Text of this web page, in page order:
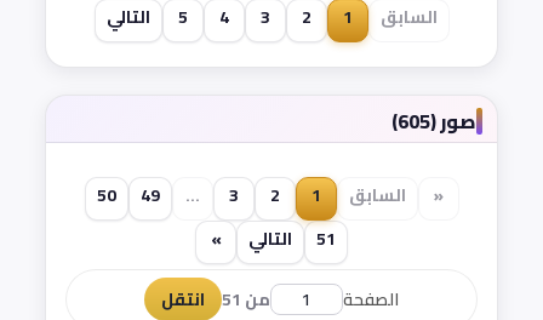
السابق 1
2
3
4
5 التالي
صور (605)
« السابق 1
2
3
...
49
50
51
التالي
»
الصفحة
من 51 انتقل